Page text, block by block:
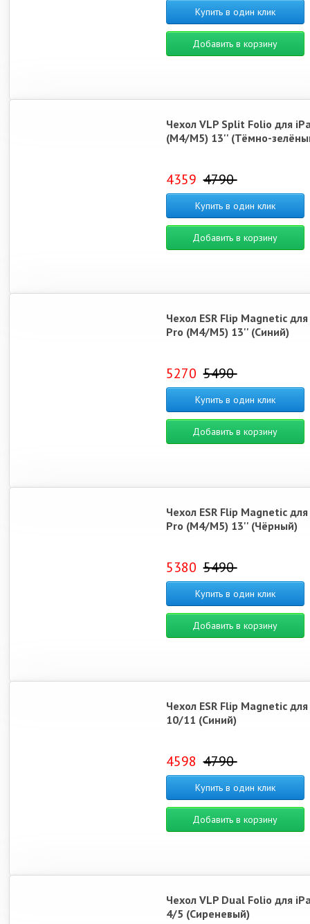
Купить в один клик
Добавить в корзину
Чехол VLP Split Folio для
(M4/M5) 13'' (Тёмно-
4359 4790
Купить в один клик
Добавить в корзину
Чехол ESR Flip Magnetic
Pro (M4/M5) 13'' (Синий)
5270 5490
Купить в один клик
Добавить в корзину
Чехол ESR Flip Magnetic
Pro (M4/M5) 13'' (Чёрный)
5380 5490
Купить в один клик
Добавить в корзину
Чехол ESR Flip Magnetic
10/11 (Синий)
4598 4790
Купить в один клик
Добавить в корзину
Чехол VLP Dual Folio для
4/5 (Сиреневый)